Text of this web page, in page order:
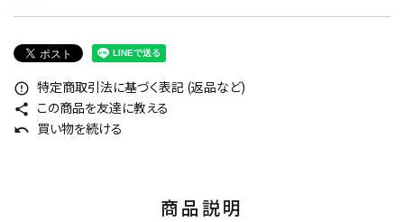
error_outline 特定商取引法に基づく表記 (返品など)
share この商品を友達に教える
undo 買い物を続ける
商品説明